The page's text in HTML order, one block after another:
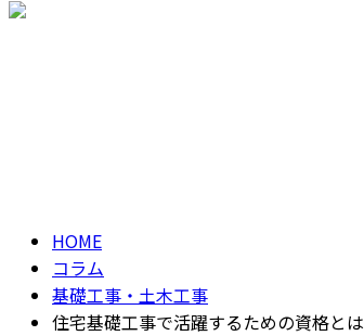
HOME
コラム
基礎工事・土木工事
住宅基礎工事で活躍するための資格とは